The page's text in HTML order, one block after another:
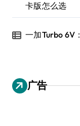
卡版怎么选
一加Turbo 6V
广告